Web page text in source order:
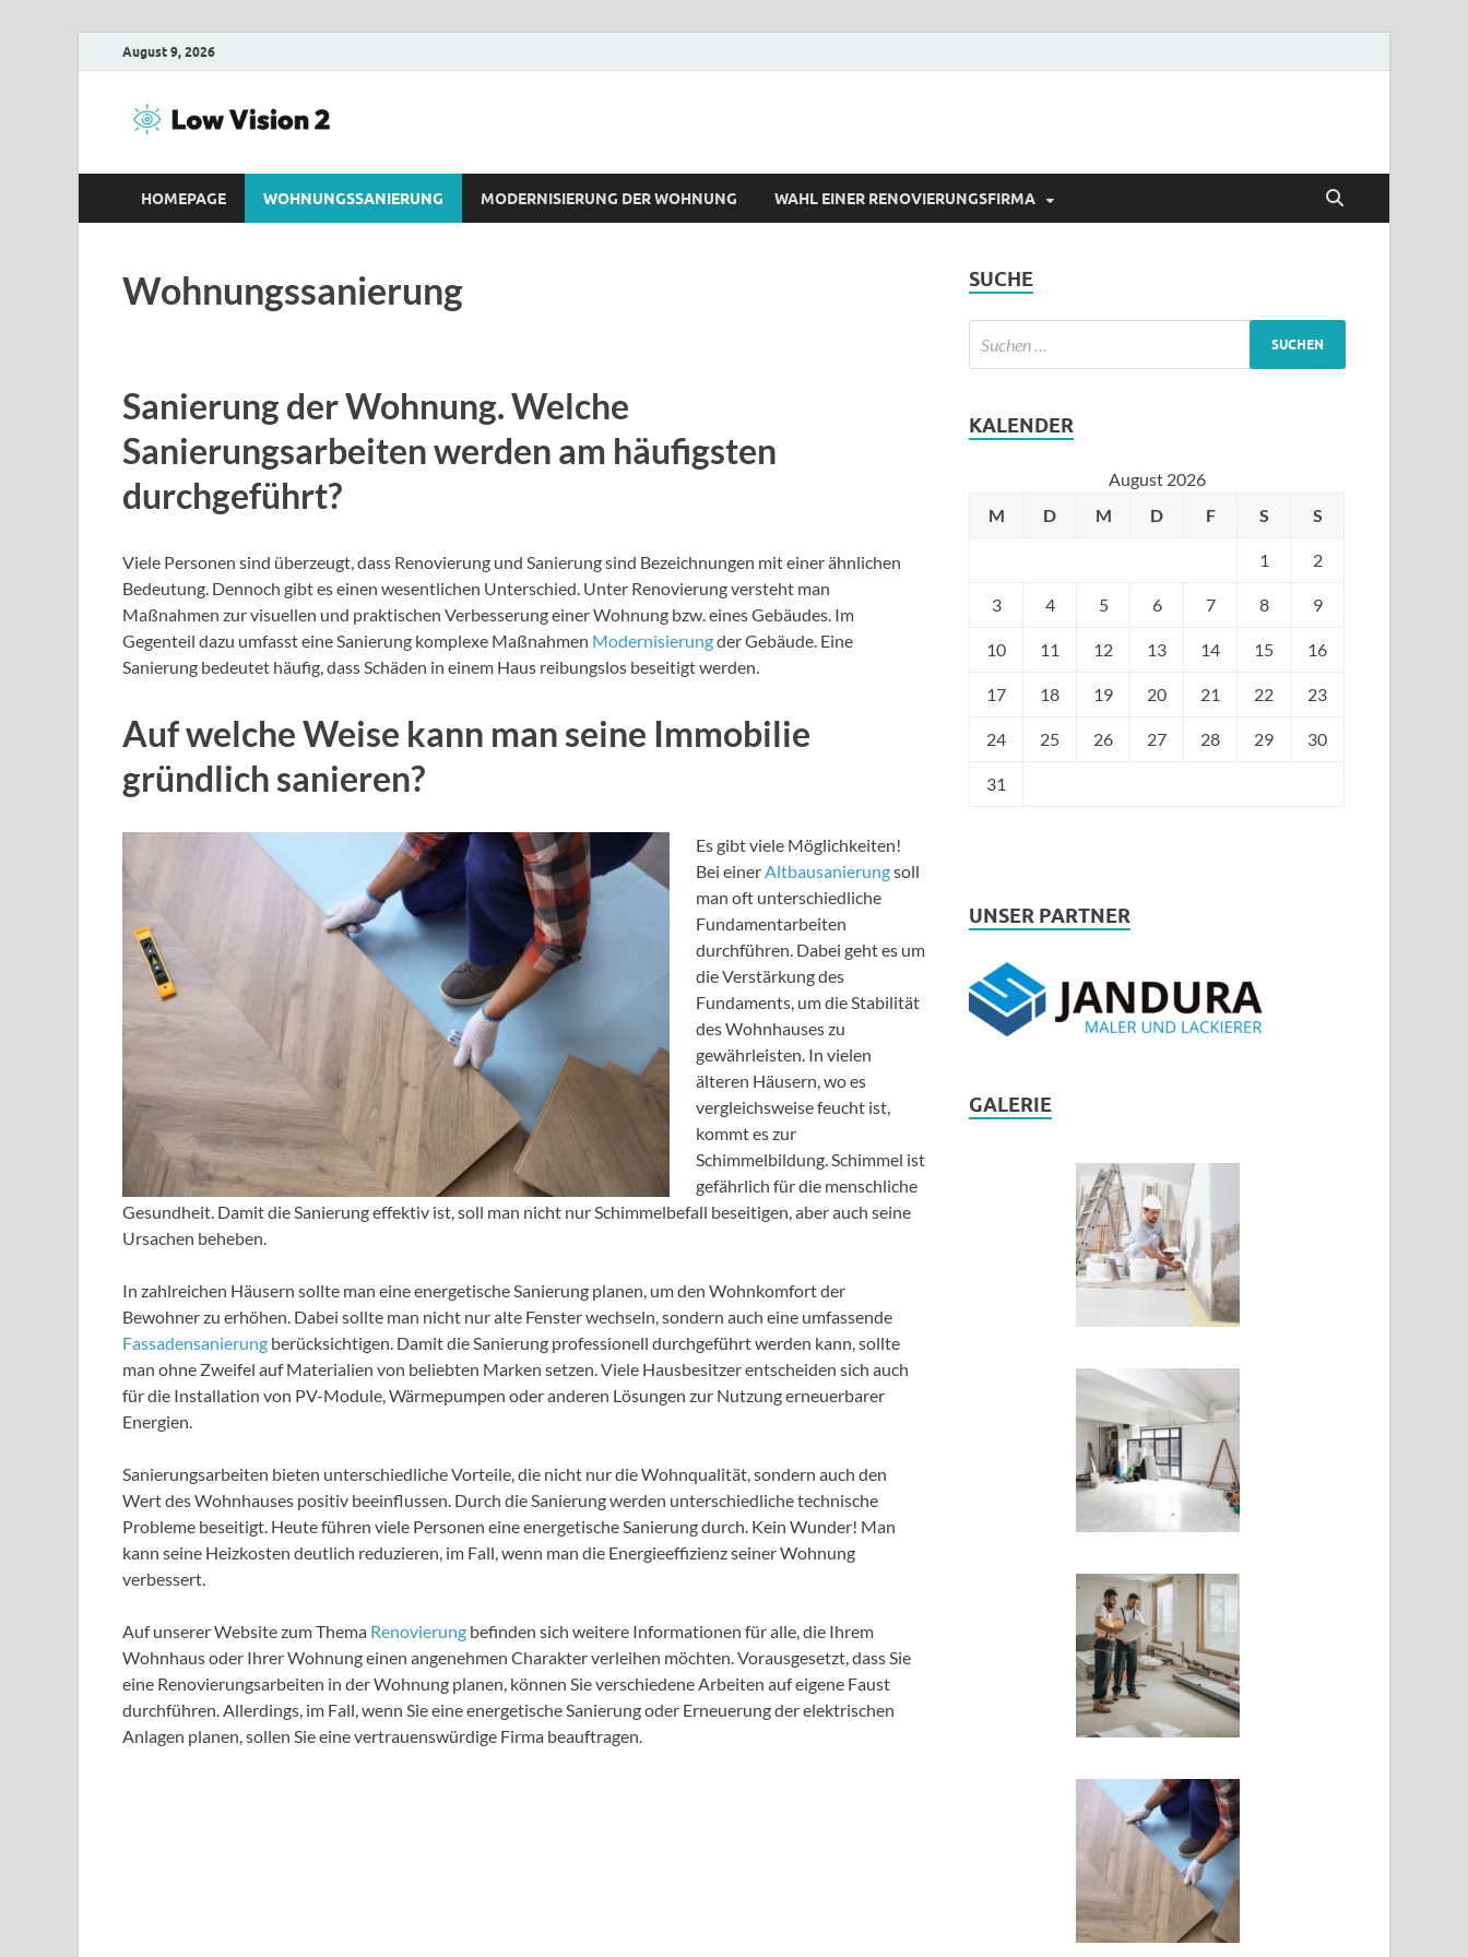
August 9, 2026
HOMEPAGE WOHNUNGSSANIERUNG MODERNISIERUNG DER WOHNUNG WAHL EINER RENOVIERUNGSFIRMA
Wohnungssanierung
Sanierung der Wohnung. Welche
Sanierungsarbeiten werden am häufigsten
durchgeführt?
Viele Personen sind überzeugt, dass Renovierung und Sanierung sind Bezeichnungen mit einer ähnlichen
Bedeutung. Dennoch gibt es einen wesentlichen Unterschied. Unter Renovierung versteht man
Maßnahmen zur visuellen und praktischen Verbesserung einer Wohnung bzw. eines Gebäudes. Im
Gegenteil dazu umfasst eine Sanierung komplexe Maßnahmen Modernisierungder Gebäude. Eine
Sanierung bedeutet häufig, dass Schäden in einem Haus reibungslos beseitigt werden.
Auf welche Weise kann man seine Immobilie
gründlich sanieren?
Es gibt viele Möglichkeiten!
Bei einerAltbausanierungsoll
man oft unterschiedliche
Fundamentarbeiten
durchführen. Dabei geht es um
die Verstärkung des
Fundaments, um die Stabilität
des Wohnhauses zu
gewährleisten. In vielen
älteren Häusern, wo es
vergleichsweise feucht ist,
kommt es zur
Schimmelbildung. Schimmel ist
gefährlich für die menschliche
Gesundheit. Damit die Sanierung effektiv ist, soll man nicht nur Schimmelbefall beseitigen, aber auch seine
Ursachen beheben.
In zahlreichen Häusern sollte man eine energetische Sanierung planen, um den Wohnkomfort der
Bewohner zu erhöhen. Dabei sollte man nicht nur alte Fenster wechseln, sondern auch eine umfassende
Fassadensanierung berücksichtigen. Damit die Sanierung professionell durchgeführt werden kann, sollte
man ohne Zweifel auf Materialien von beliebten Marken setzen. Viele Hausbesitzer entscheiden sich auch
für die Installation von PV-Module, Wärmepumpen oder anderen Lösungen zur Nutzung erneuerbarer
Energien.
Sanierungsarbeiten bieten unterschiedliche Vorteile, die nicht nur die Wohnqualität, sondern auch den
Wert des Wohnhauses positiv beeinflussen. Durch die Sanierung werden unterschiedliche technische
Probleme beseitigt. Heute führen viele Personen eine energetische Sanierung durch. Kein Wunder! Man
kann seine Heizkosten deutlich reduzieren, im Fall, wenn man die Energieeffizienz seiner Wohnung
verbessert.
Auf unserer Website zum Thema Renovierung befinden sich weitere Informationen für alle, die Ihrem
Wohnhaus oder Ihrer Wohnung einen angenehmen Charakter verleihen möchten. Vorausgesetzt, dass Sie
eine Renovierungsarbeiten in der Wohnung planen, können Sie verschiedene Arbeiten auf eigene Faust
durchführen. Allerdings, im Fall, wenn Sie eine energetische Sanierung oder Erneuerung der elektrischen
Anlagen planen, sollen Sie eine vertrauenswürdige Firma beauftragen.
SUCHE
KALENDER
August 2026
M
D M D F S S
1 2
3 4 5 6 7 8 9
10 11 12 13 14 15 16
17 18 19 20 21 22 23
24 25 26 27 28 29 30
31
UNSER PARTNER
GALERIE